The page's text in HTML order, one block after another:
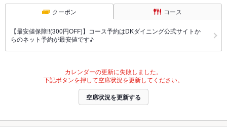
クーポン コース
【最安値保障!!(300円OFF)】コース予約はDKダイニング公式サイトか
らのネット予約が最安値です♪
カレンダーの更新に失敗しました。
下記ボタンを押して空席状況を更新してください。
空席状況を更新する